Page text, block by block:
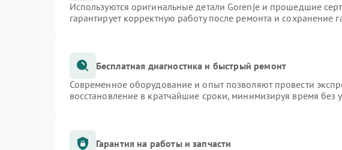
Используются оригинальные детали Gorenje и прошедшие
гарантирует корректную работу после ремонта и сохранение
Бесплатная диагностика и быстрый ремонт
Современное оборудование и опыт позволяют провести
восстановление в кратчайшие сроки, минимизируя время без
Гарантия на работы и запчасти